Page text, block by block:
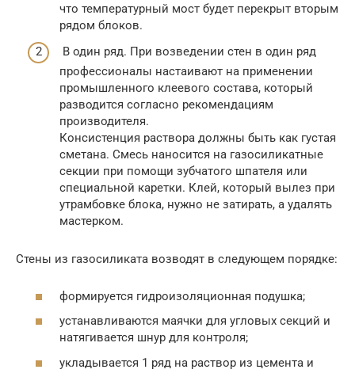
что температурный мост будет перекрыт вторым
рядом блоков.
В один ряд. При возведении стен в один ряд
профессионалы настаивают на применении
промышленного клеевого состава, который
разводится согласно рекомендациям
производителя.
Консистенция раствора должны быть как густая
сметана. Смесь наносится на газосиликатные
секции при помощи зубчатого шпателя или
специальной каретки. Клей, который вылез при
утрамбовке блока, нужно не затирать, а удалять
мастерком.
Стены из газосиликата возводят в следующем порядке:
формируется гидроизоляционная подушка;
устанавливаются маячки для угловых секций и
натягивается шнур для контроля;
укладывается 1 ряд на раствор из цемента и